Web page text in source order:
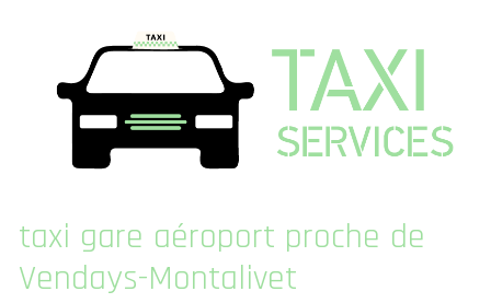
taxi gare aéroport proche de
Vendays-Montalivet